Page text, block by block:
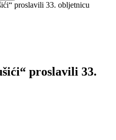
proslavili 33. obljetnicu
proslavili 33.